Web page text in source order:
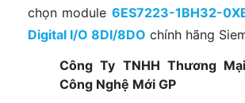
chọn module 6ES7223-1BH32-
Digital I/O 8DI/8DO chính hãng
Công Ty TNHH Thương
Công Nghệ Mới GP